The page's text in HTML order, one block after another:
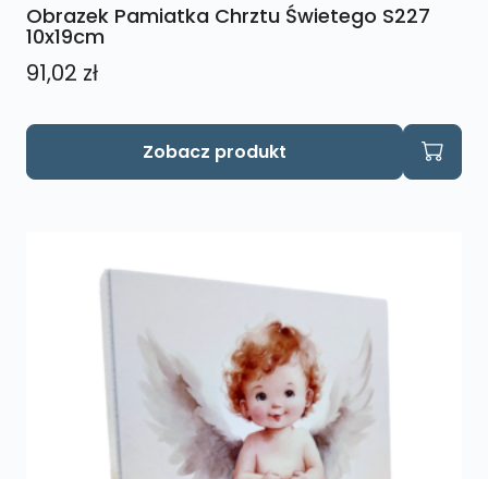
Obrazek Pamiatka Chrztu Świetego S227
10x19cm
91,02 zł
Zobacz produkt